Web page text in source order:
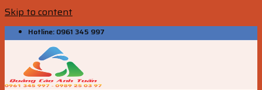
Skip to content
Hotline: 0961 345 997